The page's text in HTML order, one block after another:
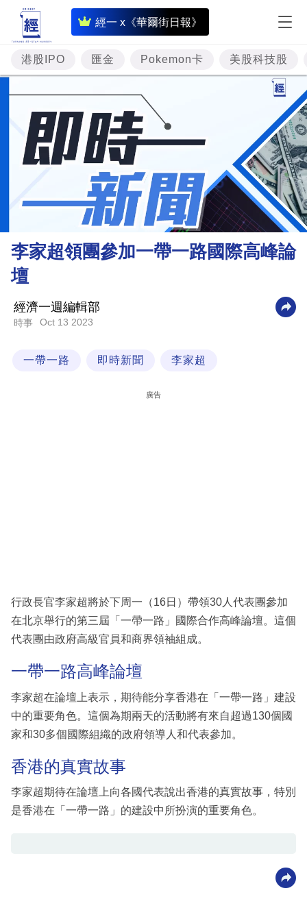
經一 x《華爾街日報》
即
時
財
經
專
題
投
資
樓
市
財
業
科
區
港股IPO 匯金 Pokemon卡 美股科技股
李家超領團參加一帶一路國際高峰論
壇
經濟一週編輯部
時事 Oct 13 2023
一帶一路 即時新聞 李家超
廣告
行政長官李家超將於下周一（16日）帶領30人代表團參加
在北京舉行的第三屆「一帶一路」國際合作高峰論壇。這個
代表團由政府高級官員和商界領袖組成。
一帶一路高峰論壇
李家超在論壇上表示，期待能分享香港在「一帶一路」建設
中的重要角色。這個為期兩天的活動將有來自超過130個國
家和30多個國際組織的政府領導人和代表參加。
香港的真實故事
李家超期待在論壇上向各國代表說出香港的真實故事，特別
是香港在「一帶一路」的建設中所扮演的重要角色。